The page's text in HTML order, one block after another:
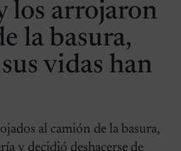
los arrojaron
la basura,
vidas han
al camión de la basura,
y decidió deshacerse de